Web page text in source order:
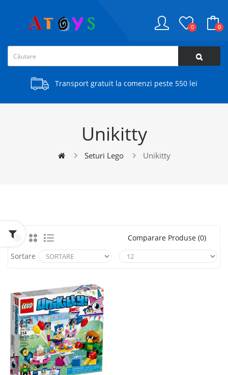
0 0
Transport gratuit la comenzi peste 550 lei
Unikitty
Seturi Lego Unikitty
Comparare Produse (0)
Sortare